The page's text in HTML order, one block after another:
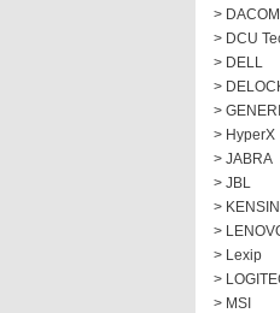
>
> DCU
> DELL
>
>
> HyperX
> JABRA
> JBL
>
>
> Lexip
>
> MSI